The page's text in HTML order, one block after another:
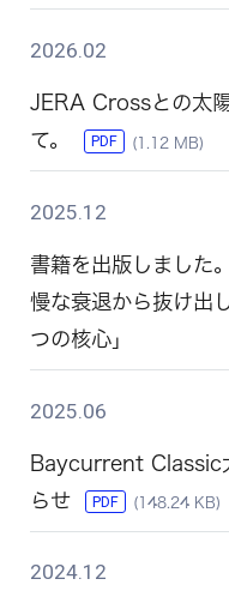
2026.02
JERA Crossとの太
て。
PDF (1.12 MB)
2025.12
書籍を出版しました
慢な衰退から抜け出
つの核心」
2025.06
Baycurrent Classic
らせ
PDF (148.24 KB)
2024.12